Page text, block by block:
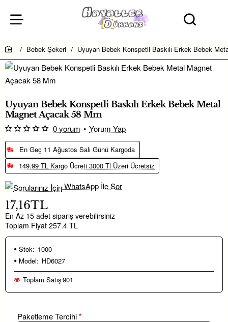
home
Bebek Şekeri Uyuyan Bebek Konspetli Baskılı Erkek Bebek
Uyuyan Bebek Konspetli Baskılı Erkek Bebek Metal
Magnet Açacak 58 Mm
En Geç 11 Ağustos Salı Günü Kargoda
149.99 TL Kargo Ücreti 3000 Tl Üzeri Ücretsiz
WhatsApp İle Sor
0 yorum • Yorum Yap
En Az 15 adet sipariş verebilirsiniz
Toplam Fiyat 257.4 TL
17,16TL
Stok: 1000
Model: HD6027
Toplam Satış901
Paketleme Tercihi